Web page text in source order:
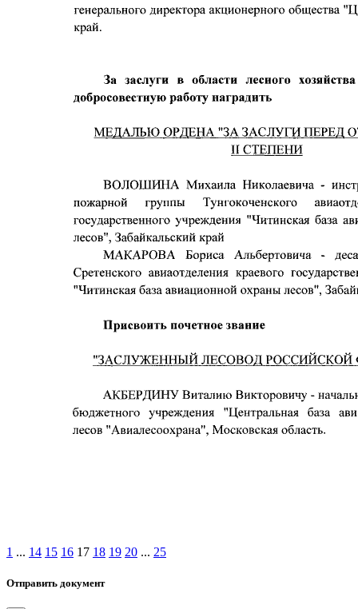
1 ... 14 15 16 17 18 19 20 ... 25
Отправить документ